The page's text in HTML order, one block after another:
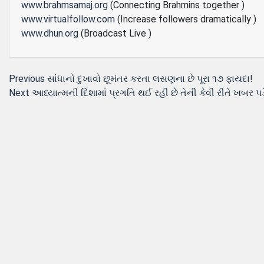
www.brahmsamaj.org (Connecting Brahmins together )
www.virtualfollow.com (Increase followers dramatically )
www.dhun.org (Broadcast Live )
Post
Previous Previous
post:
સાંધાનો દુખાવો છૂમંતર કરતા લસણના છે પૂરા ૧૭ ફાયદા!
Next Next
આધ્યાત્મની દિશામાં પ્રગતિ થઈ રહી છે તેની કેવી રીતે ખબર